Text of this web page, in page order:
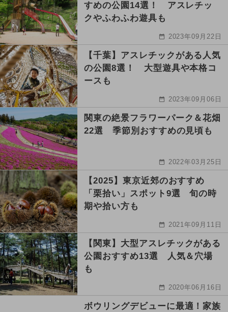
すめの公園14選！ アスレチッ
クやふわふわ遊具も
2023年09月22日
【千葉】アスレチックがある人気
の公園8選！ 大型遊具や本格コ
ースも
2023年09月06日
関東の絶景フラワーパーク＆花畑
22選 季節別おすすめの見頃も
2022年03月25日
【2025】東京近郊のおすすめ
「栗拾い」スポット9選 旬の時
期や拾い方も
2021年09月11日
【関東】大型アスレチックがある
公園おすすめ13選 人気＆穴場
も
2020年06月16日
ボウリングデビューに最適！家族